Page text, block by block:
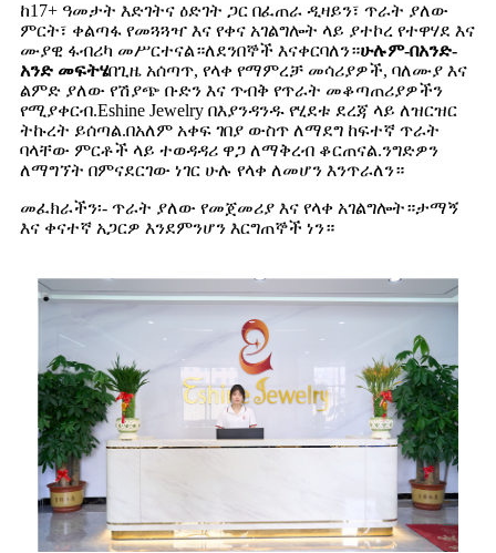
ከ17+ ዓመታት እድገትና ዕድገት ጋር በፈጠራ ዲዛይን፣ ጥራት ያለው
ምርት፣ ቀልጣፋ የመጓጓዣ እና የቀና አገልግሎት ላይ ያተኮረ የተዋሃደ እና
ሙያዊ ፋብሪካ መሥርተናል።ለደንበኞች እናቀርባለን።ሁሉም-በአንድ-
አንድ መፍትሄበጊዜ አሰጣጥ, የላቀ የማምረቻ መሳሪያዎች, ባለሙያ እና
ልምድ ያለው የሽያጭ ቡድን እና ጥብቅ የጥራት መቆጣጠሪያዎችን
የሚያቀርብ.Eshine Jewelry በእያንዳንዱ የሂደቱ ደረጃ ላይ ለዝርዝር
ትኩረት ይሰጣል.በአለም አቀፍ ገበያ ውስጥ ለማደግ ከፍተኛ ጥራት
ባላቸው ምርቶች ላይ ተወዳዳሪ ዋጋ ለማቅረብ ቆርጠናል.ንግድዎን
ለማግኘት በምናደርገው ነገር ሁሉ የላቀ ለመሆን እንጥራለን።
መፈክራችን፡- ጥራት ያለው የመጀመሪያ እና የላቀ አገልግሎት።ታማኝ
እና ቀናተኛ አጋርዎ እንደምንሆን እርግጠኞች ነን።